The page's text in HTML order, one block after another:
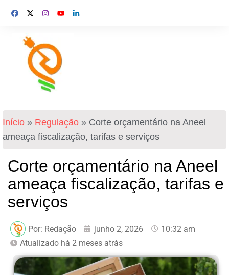
Início » Regulação » Corte orçamentário na Aneel
ameaça fiscalização, tarifas e serviços
Corte orçamentário na Aneel
ameaça fiscalização, tarifas e
serviços
Por: Redação junho 2, 2026
10:32 am
Atualizado há 2 meses atrás